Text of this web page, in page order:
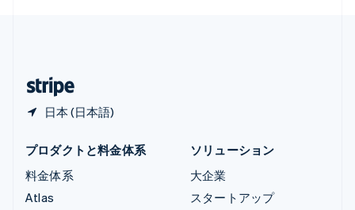
日本 (日本語)
プロダクトと料金体系
料金体系
Atlas
ソリューション
大企業
スタートアップ